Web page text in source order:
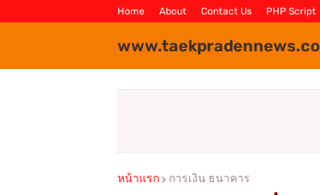
Home About Contact Us PHP Script
หน้าแรก การเงิน ธนาคาร